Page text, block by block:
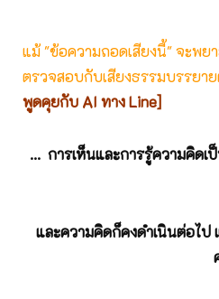
แม้ "ข้อความถอดเสียงนี้" จะพ
ตรวจสอบกับเสียงธรรมบรรย
พูดคุยกับ AI ทาง Line]
... การเห็นและการรู้ความคิดเ
และความคิดก็คงดำเนินต่อไป